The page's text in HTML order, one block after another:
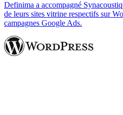
Definima a accompagné
de leurs sites vitrine respectifs sur
campagnes Google Ads.